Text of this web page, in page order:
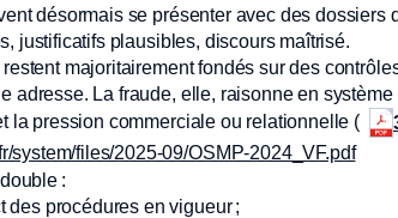
désormais se présenter avec des dossiers
justificatifs plausibles, discours maîtrisé.
majoritairement fondés sur des
adresse. La fraude, elle, raisonne en
la pression commerciale ou relationnelle (
system/files/2025-09/OSMP-2024_VF.pdf
:
des procédures en vigueur ;